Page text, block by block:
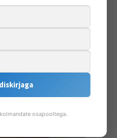
osapooltega.